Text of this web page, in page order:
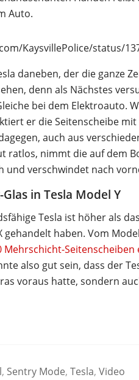
Auto.
KaysvillePolice/status/
daneben, der die ganze
denn als Nächstes
bei dem Elektroauto.
er die Seitenscheibe
auch aus
ratlos, nimmt die auf dem
und verschwindet nach
in Tesla Model Y
Tesla ist höher als
gehandelt haben. Vom
Mehrschicht-
also gut sein, dass der
voraus hatte, sondern
, Sentry Mode, Tesla, Video